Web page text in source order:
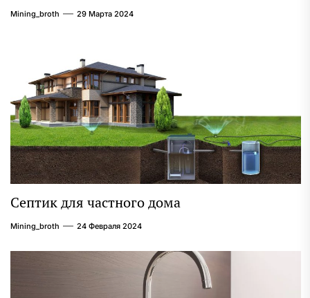
Mining_broth 29 Марта 2024
Септик для частного дома
Mining_broth 24 Февраля 2024